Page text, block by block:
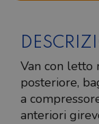
Van con letto
posteriore,
a
anteriori